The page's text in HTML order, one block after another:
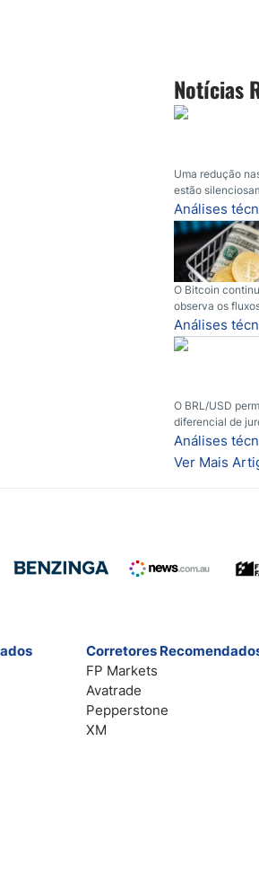
Notícias
Uma redução
estão
redução nas
silenciosamente
traders estão
Análises
O Bitcoin
observa os
indicadores
Análises
O BRL/USD
diferencial de
podem
Análises
Ver Mais
Corretores
FP Markets
Avatrade
Pepperstone
XM